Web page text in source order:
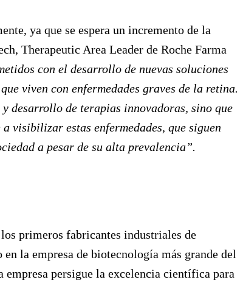
ya que se espera un incremento de la
, Therapeutic Area Leader de Roche Farma
con el desarrollo de nuevas soluciones
viven con enfermedades graves de la retina.
desarrollo de terapias innovadoras, sino que
visibilizar estas enfermedades, que siguen
a pesar de su alta prevalencia”.
primeros fabricantes industriales de
la empresa de biotecnología más grande del
persigue la excelencia científica para